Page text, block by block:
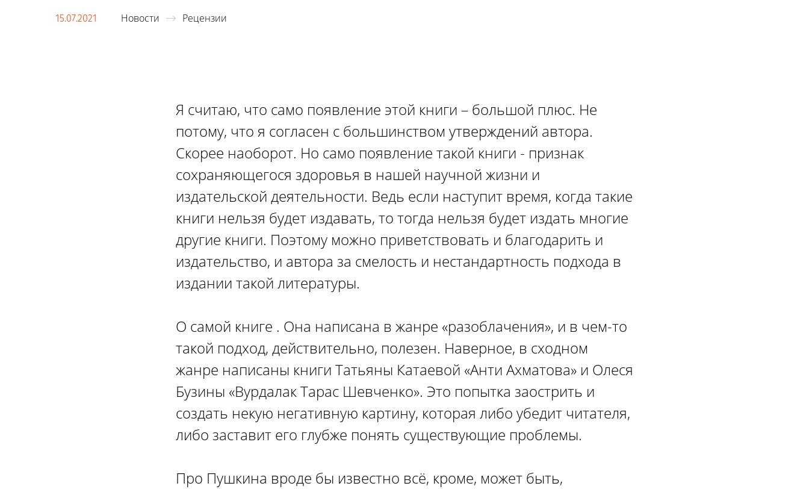
15.07.2021 Новости Рецензии
Я считаю, что само появление этой книги – большой плюс. Не
потому, что я согласен с большинством утверждений автора.
Скорее наоборот. Но само появление такой книги - признак
сохраняющегося здоровья в нашей научной жизни и
издательской деятельности. Ведь если наступит время, когда такие
книги нельзя будет издавать, то тогда нельзя будет издать многие
другие книги. Поэтому можно приветствовать и благодарить и
издательство, и автора за смелость и нестандартность подхода в
издании такой литературы.
О самой книге . Она написана в жанре «разоблачения», и в чем-то
такой подход, действительно, полезен. Наверное, в сходном
жанре написаны книги Татьяны Катаевой «Анти Ахматова» и Олеся
Бузины «Вурдалак Тарас Шевченко». Это попытка заострить и
создать некую негативную картину, которая либо убедит читателя,
либо заставит его глубже понять существующие проблемы.
Про Пушкина вроде бы известно всё, кроме, может быть,